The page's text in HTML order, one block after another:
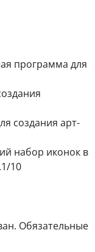
программа для
создания арт-
набор иконок в
10
Обязательные